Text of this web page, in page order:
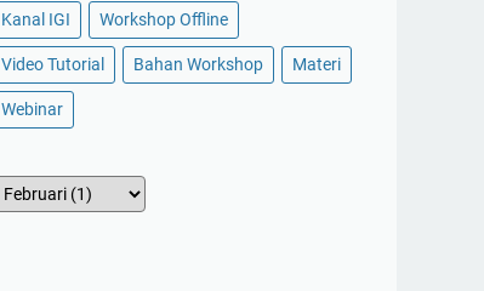
Kanal IGI Workshop Offline
Video Tutorial Bahan Workshop Materi
Webinar